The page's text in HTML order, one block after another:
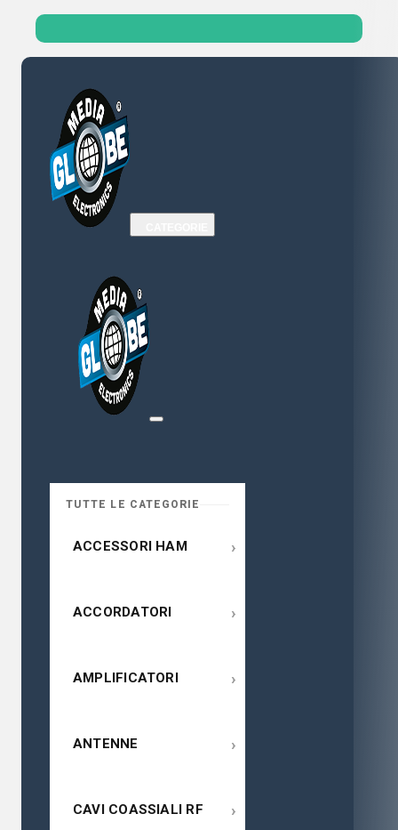
TUTTE LE CATEGORIE
ACCESSORI HAM ›
ACCORDATORI ›
AMPLIFICATORI ›
ANTENNE ›
CAVI COASSIALI RF ›